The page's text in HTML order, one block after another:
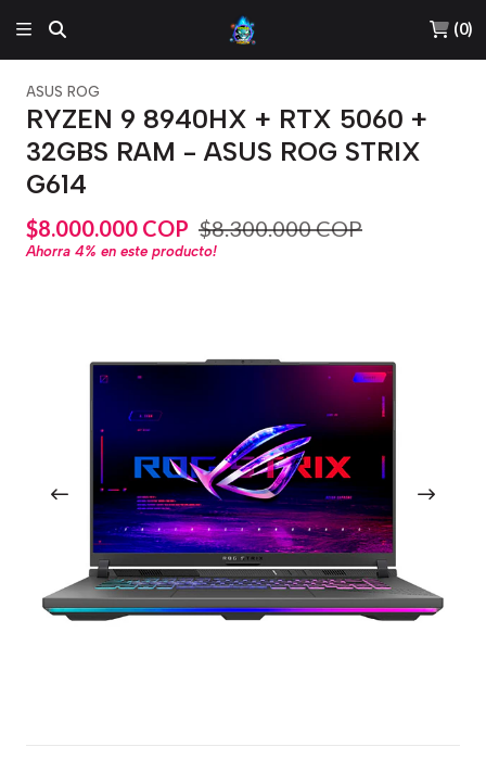
(0)
ASUS ROG
RYZEN 9 8940HX + RTX 5060 +
32GBS RAM - ASUS ROG STRIX
G614
$8.000.000 COP $8.300.000 COP
Ahorra 4% en este producto!